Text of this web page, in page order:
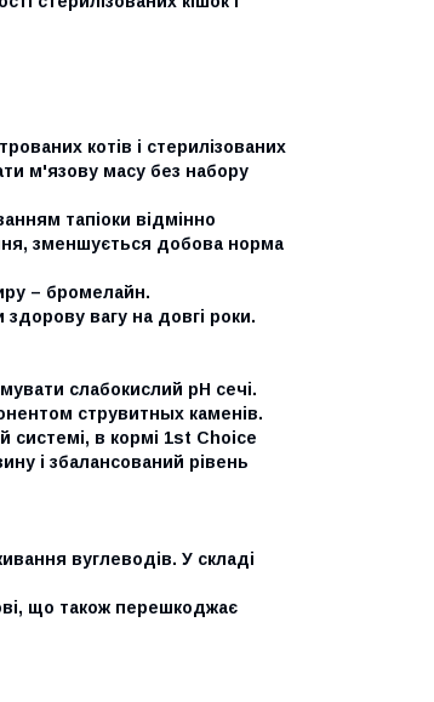
котів і стерилізованих
м'язову масу без набору
тапіоки відмінно
зменшується добова норма
– бромелайн.
вагу на довгі роки.
слабокислий pH сечі.
струвитных каменів.
системі, в кормі 1st Choice
і збалансований рівень
вуглеводів. У складі
що також перешкоджає